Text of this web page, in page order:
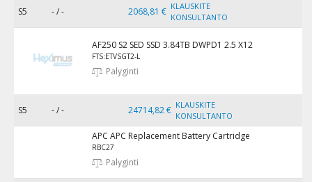
S5 - / - 2068,81 € KLAUSKITE
KONSULTANTO
AF250 S2 SED SSD 3.84TB DWPD1 2.5 X12
FTS:ETVSGT2-L
Palyginti
S5 - / - 24714,82 € KLAUSKITE
KONSULTANTO
APC APC Replacement Battery Cartridge
RBC27
Palyginti